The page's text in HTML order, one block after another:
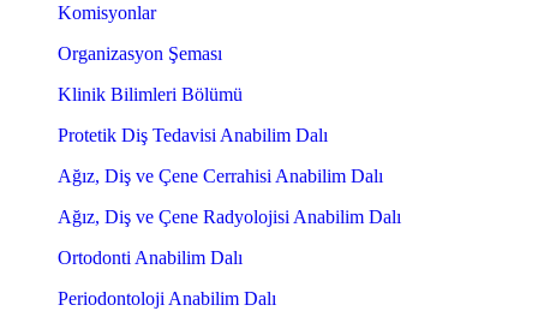
Komisyonlar
Organizasyon Şeması
Klinik Bilimleri Bölümü
Protetik Diş Tedavisi Anabilim Dalı
Ağız, Diş ve Çene Cerrahisi Anabilim Dalı
Ağız, Diş ve Çene Radyolojisi Anabilim Dalı
Ortodonti Anabilim Dalı
Periodontoloji Anabilim Dalı